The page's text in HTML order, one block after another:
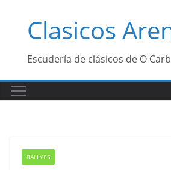
contenidoClasicos
Escudería de clásicos de O
RALLYES